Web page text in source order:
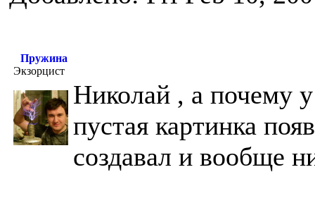
Пружина
Экзорцист
Николай , а почему
пустая картинка
создавал и вообще